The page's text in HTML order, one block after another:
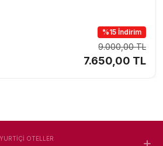
%15 İndirim
9.000,00 TL
7.650,00 TL
YURTIÇI OTELLER